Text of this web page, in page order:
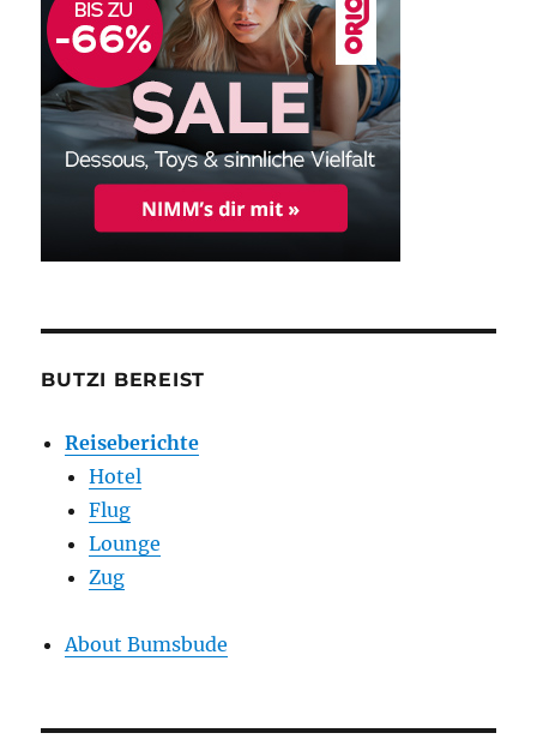
BUTZI BEREIST
Reiseberichte
Hotel
Flug
Lounge
Zug
About Bumsbude